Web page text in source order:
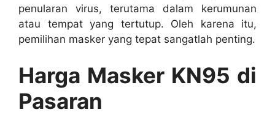
penularan virus, terutama dalam kerumunan
atau tempat yang tertutup. Oleh karena itu,
pemilihan masker yang tepat sangatlah penting.
Harga Masker KN95 di
Pasaran